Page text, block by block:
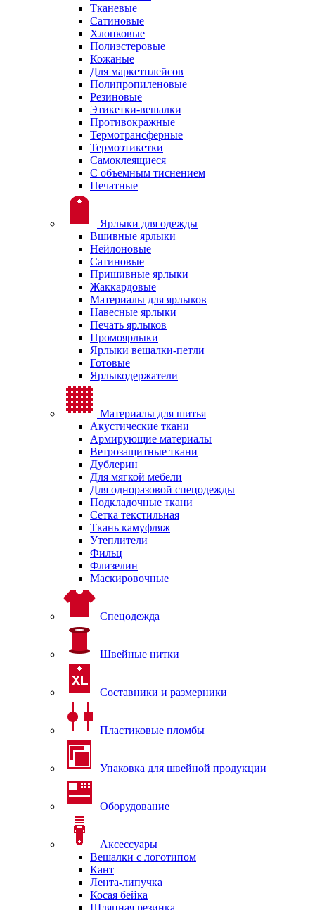
Тканевые
Сатиновые
Хлопковые
Полиэстеровые
Кожаные
Для маркетплейсов
Полипропиленовые
Резиновые
Этикетки-вешалки
Противокражные
Термотрансферные
Термоэтикетки
Самоклеящиеся
С объемным тиснением
Печатные
Ярлыки для одежды
Вшивные ярлыки
Нейлоновые
Сатиновые
Пришивные ярлыки
Жаккардовые
Материалы для ярлыков
Навесные ярлыки
Печать ярлыков
Промоярлыки
Ярлыки вешалки-петли
Готовые
Ярлыкодержатели
Материалы для шитья
Акустические ткани
Армирующие материалы
Ветрозащитные ткани
Дублерин
Для мягкой мебели
Для одноразовой спецодежды
Подкладочные ткани
Сетка текстильная
Ткань камуфляж
Утеплители
Фильц
Флизелин
Маскировочные
Спецодежда
Швейные нитки
Составники и размерники
Пластиковые пломбы
Упаковка для швейной продукции
Оборудование
Аксессуары
Вешалки с логотипом
Кант
Лента-липучка
Косая бейка
Шляпная резинка